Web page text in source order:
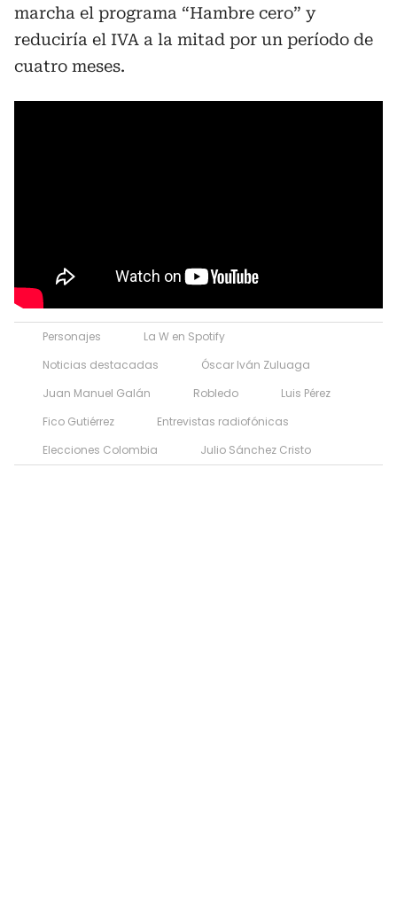
marcha el programa “Hambre cero” y
reduciría el IVA a la mitad por un período de
cuatro meses.
Personajes
La W en Spotify
Noticias destacadas
Óscar Iván Zuluaga
Juan Manuel Galán
Robledo
Luis Pérez
Fico Gutiérrez
Entrevistas radiofónicas
Elecciones Colombia
Julio Sánchez Cristo